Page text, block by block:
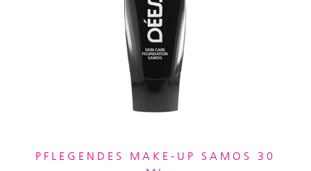
PFLEGENDES MAKE-UP SAMOS 30